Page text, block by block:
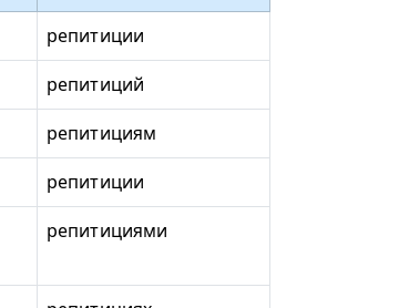
репитиции
репитиций
репитициям
репитиции
репитициями